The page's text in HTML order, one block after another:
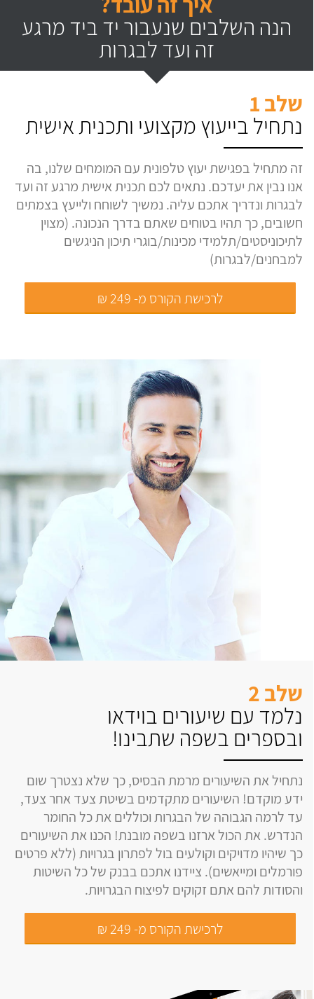
הנה השלבים שנעבור יד ביד מרגע
זה ועד לבגרות
שלב 1
נתחיל בייעוץ מקצועי ותכנית אישית
זה מתחיל בפגישת יעוץ טלפונית עם המומחים שלנו, בה
אנו נבין את יעדכם. נתאים לכם תכנית אישית מרגע זה ועד
לבגרות ונדריך אתכם עליה. נמשיך לשוחח ולייעץ בצמתים
חשובים, כך תהיו בטוחים שאתם בדרך הנכונה. (מצוין
לתיכוניסטים/תלמידי מכינות/בוגרי תיכון הניגשים
למבחנים/לבגרות)
לרכישת הקורס מ- 249 ₪
שלב 2
נלמד עם שיעורים בוידאו
ובספרים בשפה שתבינו!
נתחיל את השיעורים מרמת הבסיס, כך שלא נצטרך שום
ידע מוקדם! השיעורים מתקדמים בשיטת צעד אחר צעד,
עד לרמה הגבוהה של הבגרות וכוללים את כל החומר
הנדרש. את הכול ארזנו בשפה מובנת! הכנו את השיעורים
כך שיהיו מדויקים וקולעים בול לפתרון בגרויות (ללא פרטים
פורמלים ומייאשים). ציידנו אתכם בבנק של כל השיטות
והסודות להם אתם זקוקים לפיצוח הבגרויות.
לרכישת הקורס מ- 249 ₪